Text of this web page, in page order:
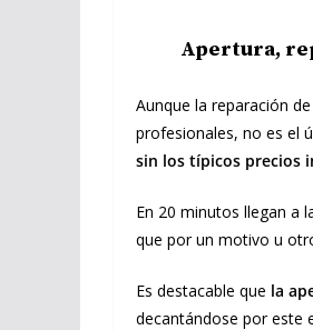
Apertura,
Aunque la reparación
profesionales, no es el
sin los típicos precios
En 20 minutos llegan a
que por un motivo u
Es destacable que la
decantándose por este